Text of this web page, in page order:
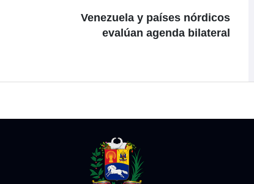
Venezuela y países nórdicos
evalúan agenda bilateral